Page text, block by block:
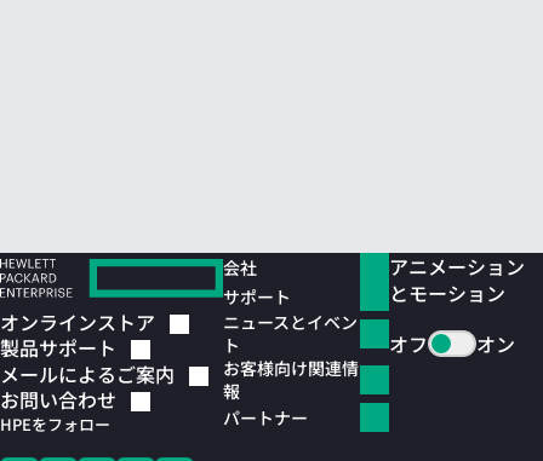
オンラインストア
製品サポート
メールによるご案内
お問い合わせ
HPEをフォロー
会社
サポート
ニュースとイベン
ト
お客様向け関連情
報
パートナー
アニメーション
とモーション
オフ
オン